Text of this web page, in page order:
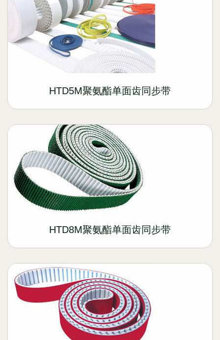
HTD5M聚氨酯单面齿同步带
HTD8M聚氨酯单面齿同步带